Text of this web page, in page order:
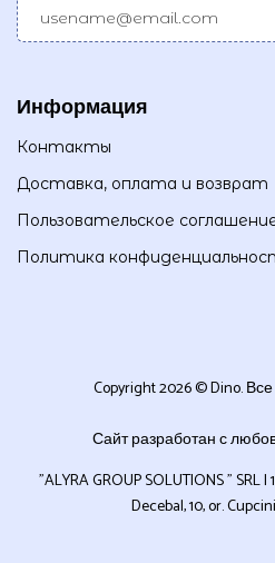
Информация
Контакты
Доставка, оплата и возврат
Пользовательское
Политика
Copyright 2026 © Dino.
Сайт разработан с
”ALYRA GROUP SOLUTIONS ” SRL
Decebal, 10, or.